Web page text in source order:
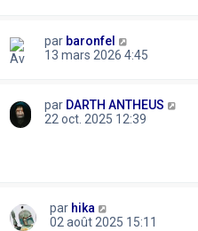
par baronfel
13 mars 2026 4:45
par DARTH ANTHEUS
22 oct. 2025 12:39
par hika
02 août 2025 15:11